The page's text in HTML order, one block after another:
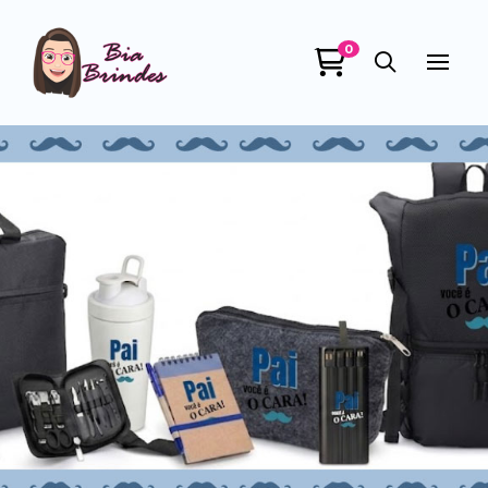
0
Bia Brindes
+55